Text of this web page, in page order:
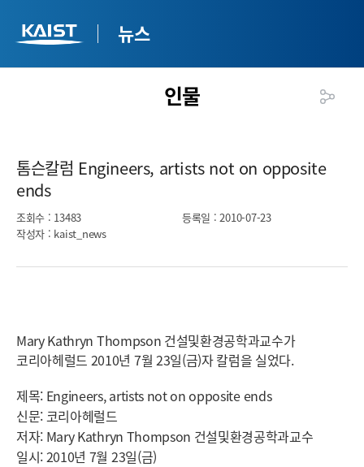
뉴스
인물
톰슨칼럼 Engineers, artists not on opposite
ends​
조회수 : 13483 등록일 : 2010-07-23
작성자 : kaist_news
Mary Kathryn Thompson 건설및환경공학과교수가
코리아헤럴드 2010년 7월 23일(금)자 칼럼을 실었다.
제목: Engineers, artists not on opposite ends
신문: 코리아헤럴드
저자: Mary Kathryn Thompson 건설및환경공학과교수
일시: 2010년 7월 23일(금)